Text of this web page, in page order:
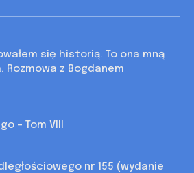
się historią. To ona mną
Rozmowa z Bogdanem
– Tom VIII
nr 155 (wydanie